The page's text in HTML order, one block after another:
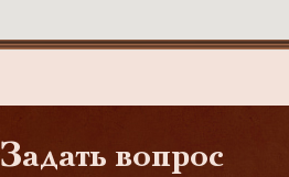
Задать вопрос